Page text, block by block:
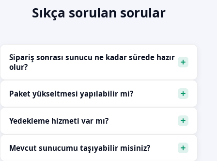
Sıkça sorulan sorular
Sipariş sonrası sunucu ne kadar sürede hazır
olur?
Paket yükseltmesi yapılabilir mi?
Yedekleme hizmeti var mı?
Mevcut sunucumu taşıyabilir misiniz?